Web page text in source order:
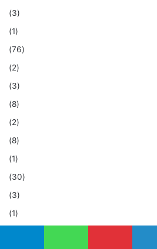
(3)
(1)
(76)
(2)
(3)
(8)
(2)
(8)
(1)
(30)
(3)
(1)